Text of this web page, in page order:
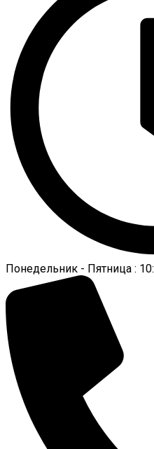
Понедельник - Пятница :